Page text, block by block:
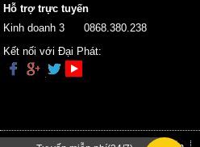
Hỗ trợ trực tuyến
Kinh doanh 3
0868.380.238
Kết nối với Đại Phát: